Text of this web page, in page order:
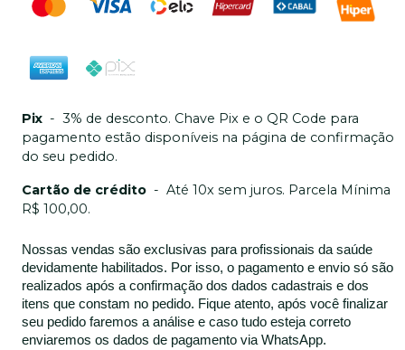
Pix - 3% de desconto. Chave Pix e o QR Code para
pagamento estão disponíveis na página de confirmação
do seu pedido.
Cartão de crédito - Até 10x sem juros. Parcela Mínima
R$ 100,00.
Nossas vendas são exclusivas para profissionais da saúde
devidamente habilitados. Por isso, o pagamento e envio só são
realizados após a confirmação dos dados cadastrais e dos
itens que constam no pedido. Fique atento, após você finalizar
seu pedido faremos a análise e caso tudo esteja correto
enviaremos os dados de pagamento via WhatsApp.